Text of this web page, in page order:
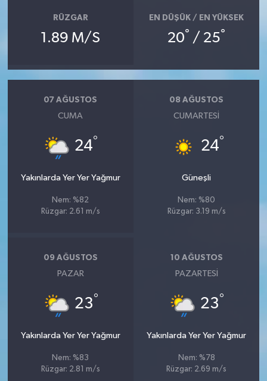
RÜZGAR
1.89 M/S
EN DÜŞÜK / EN YÜKSEK
20° / 25°
07 AĞUSTOS
CUMA
24°
Yakınlarda Yer Yer Yağmur
Nem: %82
Rüzgar: 2.61 m/s
08 AĞUSTOS
CUMARTESI
24°
Güneşli
Nem: %80
Rüzgar: 3.19 m/s
09 AĞUSTOS
PAZAR
23°
Yakınlarda Yer Yer Yağmur
Nem: %83
Rüzgar: 2.81 m/s
10 AĞUSTOS
PAZARTESI
23°
Yakınlarda Yer Yer Yağmur
Nem: %78
Rüzgar: 2.69 m/s